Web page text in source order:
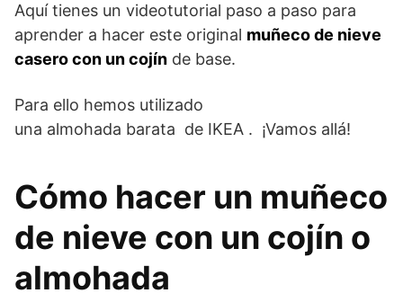
Aquí tienes un videotutorial paso a paso para
aprender a hacer este original muñeco de nieve
casero con un cojín de base.
Para ello hemos utilizado
una almohada barata de IKEA . ¡Vamos allá!
Cómo hacer un muñeco
de nieve con un cojín o
almohada